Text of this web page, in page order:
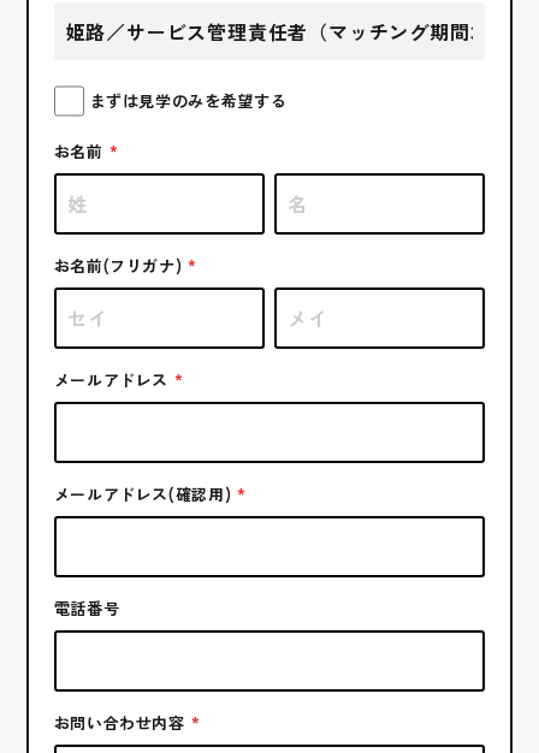
まずは見学のみを希望する
お名前
お名前(フリガナ)
メールアドレス
メールアドレス(確認用)
電話番号
お問い合わせ内容